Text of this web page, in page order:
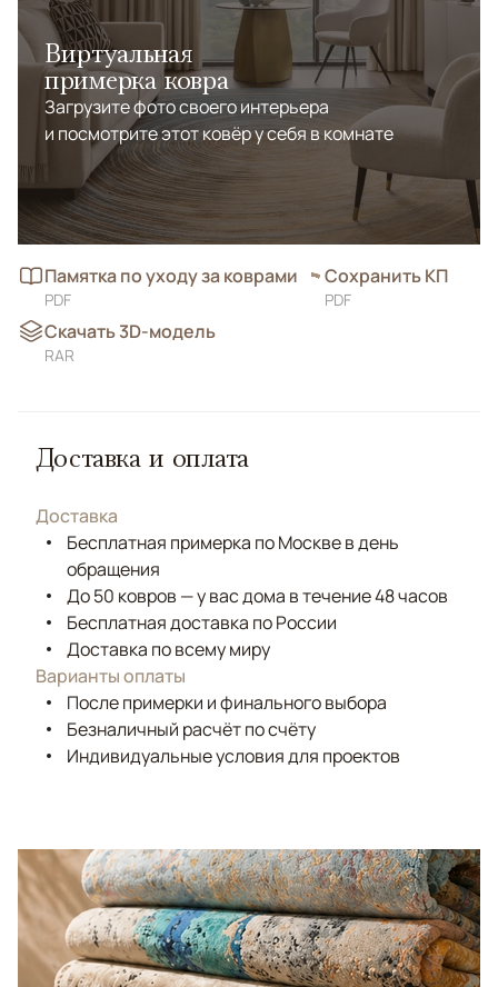
Виртуальная
примерка ковра
Загрузите фото своего интерьера
и посмотрите этот ковёр у себя в комнате
Памятка по уходу за коврами
PDF
Сохранить КП
PDF
Скачать 3D-модель
RAR
Доставка и оплата
Доставка
Бесплатная примерка по Москве в день
обращения
До 50 ковров — у вас дома в течение 48 часов
Бесплатная доставка по России
Доставка по всему миру
Варианты оплаты
После примерки и финального выбора
Безналичный расчёт по счёту
Индивидуальные условия для проектов